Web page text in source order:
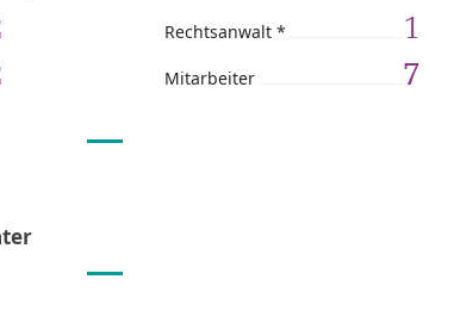
Rechtsanwalt * 1
Mitarbeiter 7